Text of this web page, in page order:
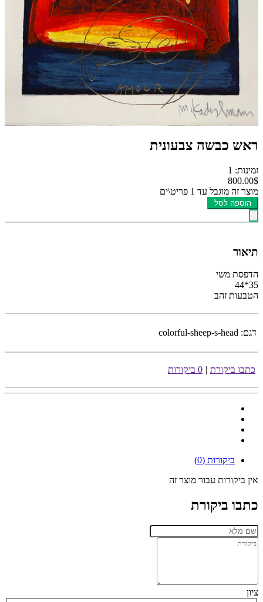
ראש כבשה צבעונית
זמינות: 1
800.00$
מוצר זה מוגבל עד 1 פריט\ים
הוספה לסל
תיאור
הדפסת משי
35*44
הטבעות זהב
דגם: colorful-sheep-s-head
כתבו ביקורת | 0 ביקורות
ביקורות (0)
אין ביקורות עבור מוצר זה
כתבו ביקורת
ציון